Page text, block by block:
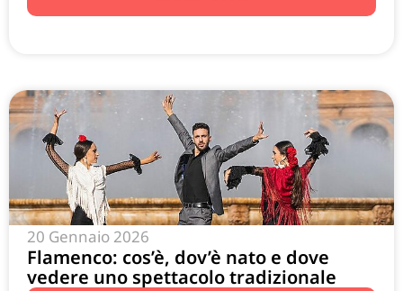
20 Gennaio 2026
Flamenco: cos’è, dov’è nato e dove
vedere uno spettacolo tradizionale